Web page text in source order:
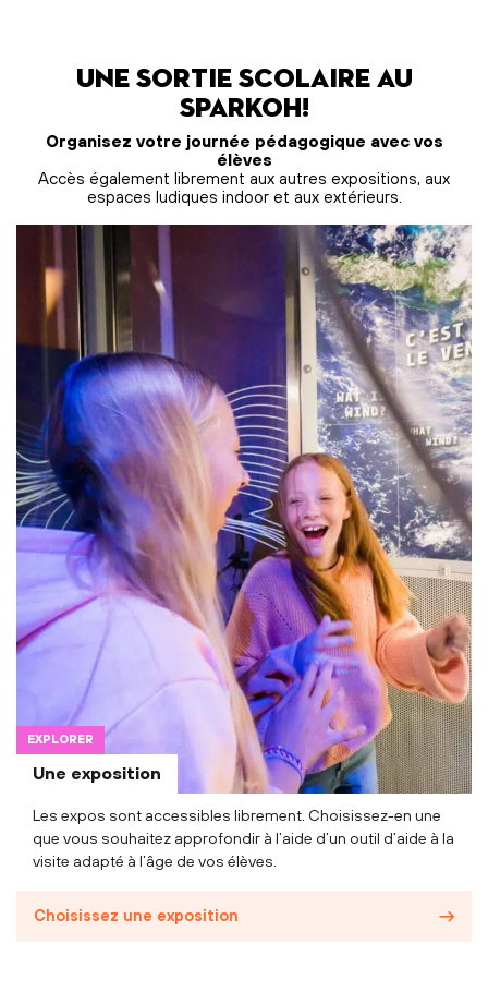
OH!
Organisez votre journée pédagogique avec vos
élèves
Une exposition
EXPLORER
Les expos sont accessibles librement. Choisissez-en une
que vous souhaitez approfondir à l’aide d’un outil d’aide à la
visite adapté à l’âge de vos élèves.
Choisissez une exposition